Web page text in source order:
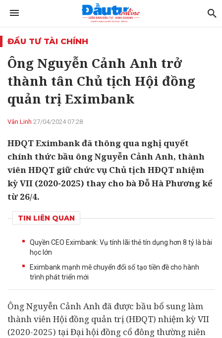
ĐẦU TƯ TÀI CHÍNH
Ông Nguyễn Cảnh Anh trở
thành tân Chủ tịch Hội đồng
quản trị Eximbank
Vân Linh 27/04/2024 07:28
HĐQT Eximbank đã thông qua nghị quyết
chính thức bầu ông Nguyễn Cảnh Anh, thành
viên HĐQT giữ chức vụ Chủ tịch HĐQT nhiệm
kỳ VII (2020-2025) thay cho bà Đỗ Hà Phương kể
từ 26/4.
TIN LIÊN QUAN
Quyền CEO Eximbank: Vụ tính lãi thẻ tín dụng hơn 8 tỷ là bài
học lớn
Eximbank mạnh mẽ chuyển đổi số tạo tiền đề cho hành
trình phát triển mới
Ông Nguyễn Cảnh Anh đã được bầu bổ sung làm
thành viên Hội đồng quản trị (HĐQT) nhiệm kỳ VII
(2020-2025) tại Đại hội đồng cổ đông thường niên